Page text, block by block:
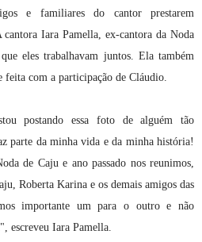
e familiares do cantor prestarem
cantora Iara Pamella, ex-cantora da Noda
eles trabalhavam juntos. Ela também
com a participação de Cláudio.
postando essa foto de alguém tão
parte da minha vida e da minha história!
de Caju e ano passado nos reunimos,
Roberta Karina e os demais amigos das
importante um para o outro e não
escreveu Iara Pamella.